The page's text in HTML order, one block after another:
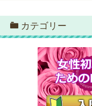
カテゴリー